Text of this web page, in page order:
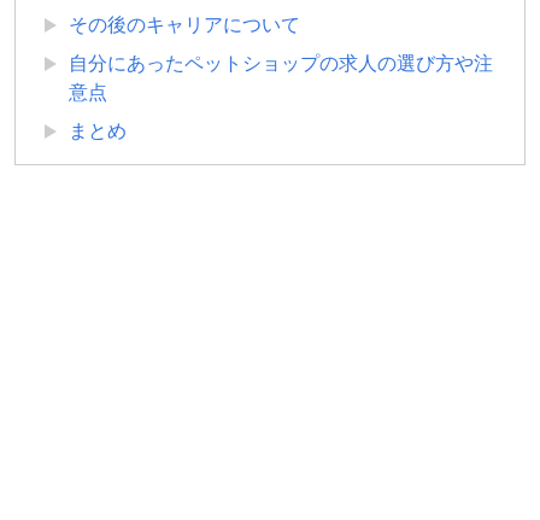
その後のキャリアについて
自分にあったペットショップの求人の選び方や注
意点
まとめ